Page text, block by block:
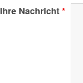
Ihre Nachricht*